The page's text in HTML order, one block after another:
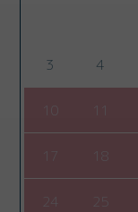
3 4
17
24 25